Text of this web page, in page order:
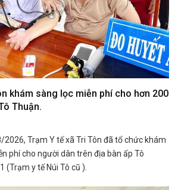
khám sàng lọc miễn phí cho hơn 200
Thuận.
Trạm Y tế xã Tri Tôn đã tổ chức khám
phí cho người dân trên địa bàn ấp Tô
(Trạm y tế Núi Tô cũ ).